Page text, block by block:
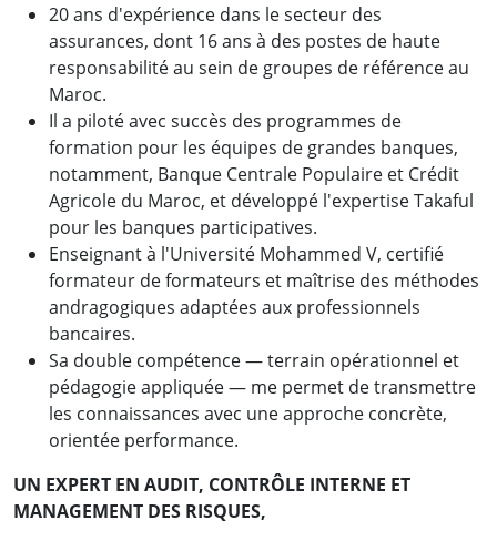
20 ans d'expérience dans le secteur des
assurances, dont 16 ans à des postes de haute
responsabilité au sein de groupes de référence au
Maroc.
Il a piloté avec succès des programmes de
formation pour les équipes de grandes banques,
notamment, Banque Centrale Populaire et Crédit
Agricole du Maroc, et développé l'expertise Takaful
pour les banques participatives.
Enseignant à l'Université Mohammed V, certifié
formateur de formateurs et maîtrise des méthodes
andragogiques adaptées aux professionnels
bancaires.
Sa double compétence — terrain opérationnel et
pédagogie appliquée — me permet de transmettre
les connaissances avec une approche concrète,
orientée performance.
UN EXPERT EN AUDIT, CONTRÔLE INTERNE ET
MANAGEMENT DES RISQUES,